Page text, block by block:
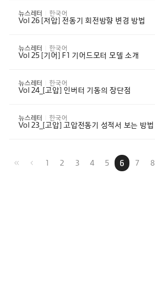
뉴스레터 한국어
Vol 26 [저압] 전동기 회전방향 변경 방법
뉴스레터 한국어
Vol 25 [기어] F1 기어드모터 모델 소개
뉴스레터 한국어
Vol 24_[고압] 인버터 기동의 장단점
뉴스레터 한국어
Vol 23_[고압] 고압전동기 성적서 보는 방법
1 2 3 4 5 6 7 8